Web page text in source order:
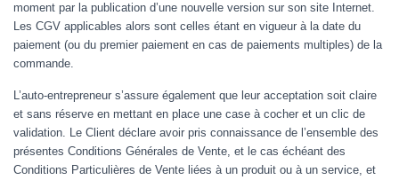
moment par la publication d’une nouvelle version sur son site Internet.
Les CGV applicables alors sont celles étant en vigueur à la date du
paiement (ou du premier paiement en cas de paiements multiples) de la
commande.
L’auto-entrepreneur s’assure également que leur acceptation soit claire
et sans réserve en mettant en place une case à cocher et un clic de
validation. Le Client déclare avoir pris connaissance de l’ensemble des
présentes Conditions Générales de Vente, et le cas échéant des
Conditions Particulières de Vente liées à un produit ou à un service, et